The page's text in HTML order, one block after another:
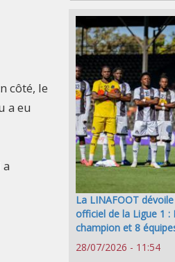
côté, le
a eu
La LINAFOOT
officiel de la Ligue 1 :
champion et 8
28/07/2026 - 11:54